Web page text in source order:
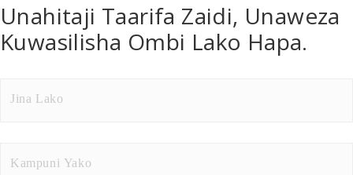
Unahitaji Taarifa Zaidi, Unaweza
Kuwasilisha Ombi Lako Hapa.